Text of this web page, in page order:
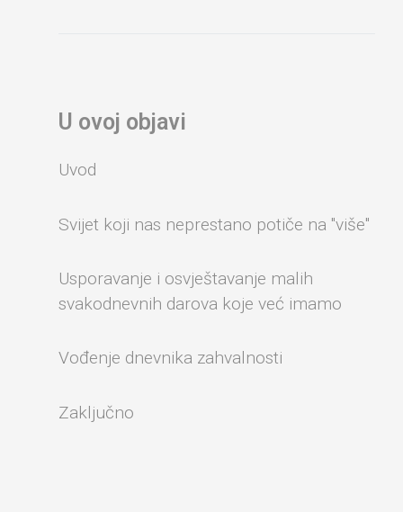
U ovoj objavi
Uvod
Svijet koji nas neprestano potiče na "više"
Usporavanje i osvještavanje malih
svakodnevnih darova koje već imamo
Vođenje dnevnika zahvalnosti
Zaključno